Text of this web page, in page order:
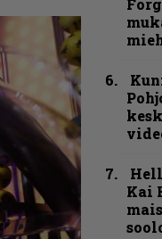
Kai